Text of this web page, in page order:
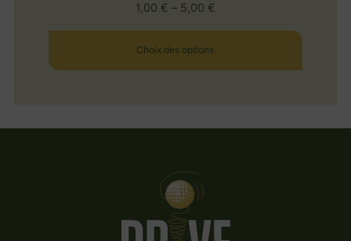
1,00 € – 5,00 €
Choix des options